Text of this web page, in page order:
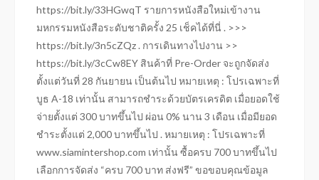
https://bit.ly/33HGwqT รายการหนังสือใหม่เข้างาน
มหกรรมหนังสือระดับชาติครั้ง 25 เช็คได้ที่นี่ . >>>
https://bit.ly/3n5cZQz . การเดินทางไปงาน >>
https://bit.ly/3cCw8EY สินค้าที่ Pre-Order จะถูกจัดส่ง
ตั้งแต่วันที่ 28 กันยายน เป็นต้นไป หมายเหตุ : โปรเฉพาะที่
บูธ A-18 เท่านั้น สามารถชำระด้วยบัตรเครดิต เมื่อยอดใช้
จ่ายตั้งแต่ 300 บาทขึ้นไป ผ่อน 0% นาน 3 เดือน เมื่อมียอด
ชำระตั้งแต่ 2,000 บาทขึ้นไป . หมายเหตุ : โปรเฉพาะที่
www.siamintershop.com เท่านั้น ซื้อครบ 700 บาทขึ้นไป
เลือกการจัดส่ง “ครบ 700 บาท ส่งฟรี” ขอขอบคุณข้อมูล